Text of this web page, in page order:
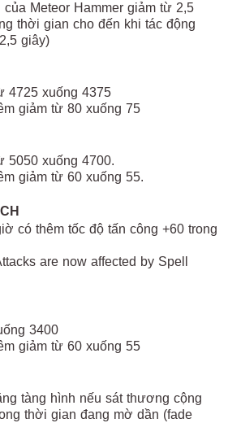
Meteor Hammer giảm từ 2,5
thời gian cho đến khi tác động
giây)
4725 xuống 4375
giảm từ 80 xuống 75
5050 xuống 4700.
giảm từ 60 xuống 55.
có thêm tốc độ tấn công +60 trong
are now affected by Spell
3400
giảm từ 60 xuống 55
tàng hình nếu sát thương cộng
thời gian đang mờ dần (fade